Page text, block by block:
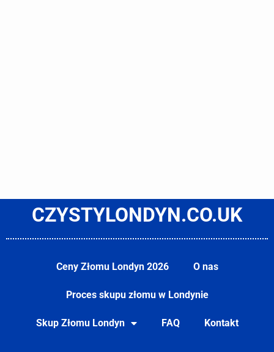
CZYSTYLONDYN.CO.UK
Ceny Złomu Londyn 2026 O nas
Proces skupu złomu w Londynie
Skup Złomu Londyn FAQ Kontakt